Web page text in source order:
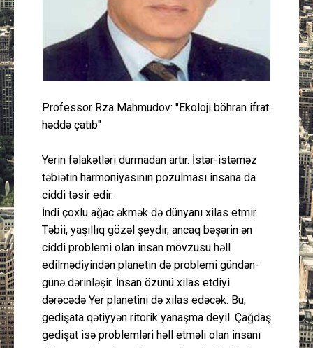
İdman
Layihə
Gündəm
Cəmiyyət
Peşə etikası
Professor Rza Mahmudov: "Ekoloji böhran ifrat
həddə çatıb"
Yerin fəlakətləri durmadan artır. İstər-istəməz
təbiətin harmoniyasının pozulması insana da
ciddi təsir edir.
İndi çoxlu ağac əkmək də dünyanı xilas etmir.
Təbii, yaşıllıq gözəl şeydir, ancaq bəşərin ən
ciddi problemi olan insan mövzusu həll
edilmədiyindən planetin də problemi gündən-
günə dərinləşir. İnsan özünü xilas etdiyi
dərəcədə Yer planetini də xilas edəcək. Bu,
gedişata qətiyyən ritorik yanaşma deyil. Çağdaş
gedişat isə problemləri həll etməli olan insanı